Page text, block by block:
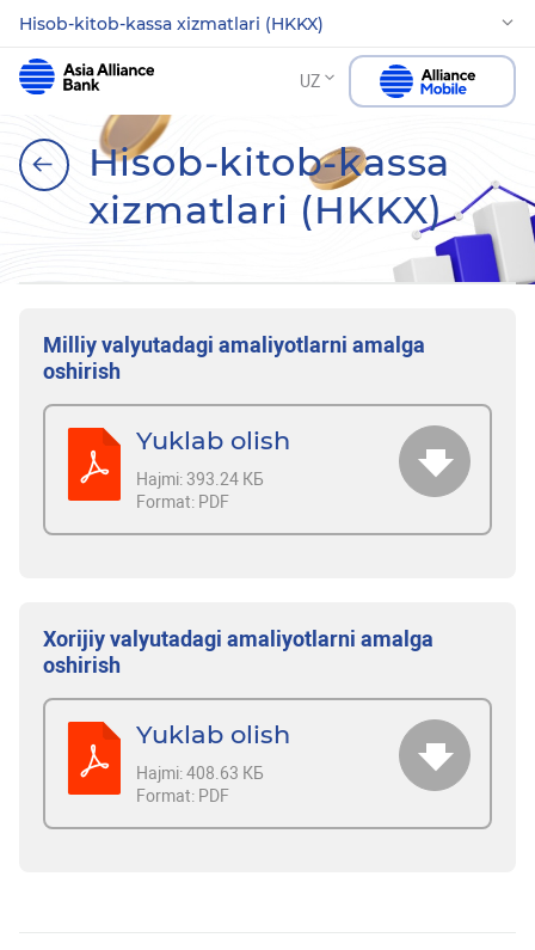
Hisob-kitob-kassa xizmatlari (HKKX)
UZ
Hisob-kitob-kassa
xizmatlari (HKKX)
Milliy valyutadagi amaliyotlarni amalga
oshirish
Yuklab olish
Hajmi:393.24 КБ
Format: PDF
Xorijiy valyutadagi amaliyotlarni amalga
oshirish
Yuklab olish
Hajmi:408.63 КБ
Format: PDF